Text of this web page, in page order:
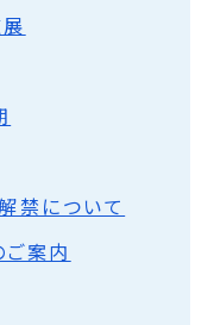
禁について
案内